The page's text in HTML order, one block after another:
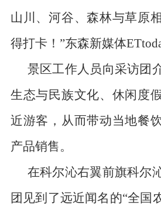
山川、河谷、森林与草原
得打卡！”东森新媒体
景区工作人员向采访团
生态与民族文化、休闲度
近游客，从而带动当地餐
产品销售。
在科尔沁右翼前旗科尔
团见到了远近闻名的“全国